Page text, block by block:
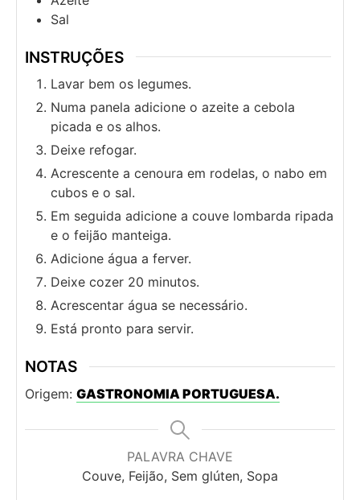
Sal
INSTRUÇÕES
Lavar bem os legumes.
Numa panela adicione o azeite a cebola
picada e os alhos.
Deixe refogar.
Acrescente a cenoura em rodelas, o nabo em
cubos e o sal.
Em seguida adicione a couve lombarda ripada
e o feijão manteiga.
Adicione água a ferver.
Deixe cozer 20 minutos.
Acrescentar água se necessário.
Está pronto para servir.
NOTAS
Origem: GASTRONOMIA PORTUGUESA.
PALAVRA CHAVE
Couve, Feijão, Sem glúten, Sopa